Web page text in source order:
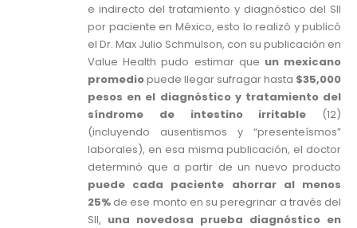
e indirecto del tratamiento y diagnóstico del SII
por paciente en México, esto lo realizó y publicó
el Dr. Max Julio Schmulson, con su publicación en
Value Health pudo estimar que un mexicano
promediopuede llegar sufragar hasta $35,000
pesos en el diagnóstico y tratamiento del
síndrome de intestino irritable (12)
(incluyendo ausentismos y “presenteísmos”
laborales), en esa misma publicación, el doctor
determinó que a partir de un nuevo producto
puede cada paciente ahorrar al menos
25% de ese monto en su peregrinar a través del
SII, una novedosa prueba diagnóstico en